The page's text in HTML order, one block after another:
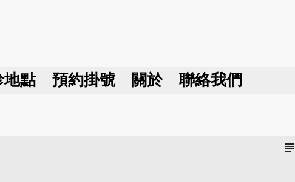
地點 預約掛號 關於 聯絡我們
subject